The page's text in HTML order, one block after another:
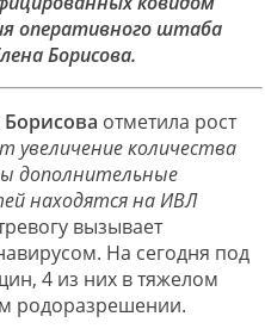
оперативного штаба
Борисова.
Борисова отметила рост
увеличение количества
дополнительные
находятся на ИВЛ
вызывает
На сегодня под
4 из них в тяжелом
родоразрешении.